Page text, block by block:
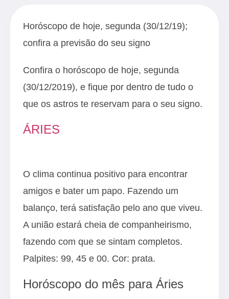
Horóscopo de hoje, segunda (30/12/19);
confira a previsão do seu signo
Confira o horóscopo de hoje, segunda
(30/12/2019), e fique por dentro de tudo o
que os astros te reservam para o seu signo.
ÁRIES
O clima continua positivo para encontrar
amigos e bater um papo. Fazendo um
balanço, terá satisfação pelo ano que viveu.
A união estará cheia de companheirismo,
fazendo com que se sintam completos.
Palpites: 99, 45 e 00. Cor: prata.
Horóscopo do mês para Áries